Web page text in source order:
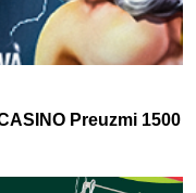
Preuzmi 1500